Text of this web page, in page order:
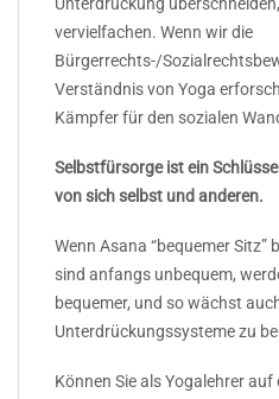
vervielfachen. Wenn wir die
Bürgerrechts-/
Verständnis von Yoga
Kämpfer für den sozialen
Selbstfürsorge ist ein
von sich selbst und anderen.
Wenn Asana “bequemer Sitz”
sind anfangs unbequem,
bequemer, und so wächst
Unterdrückungssysteme zu
Können Sie als Yogalehrer